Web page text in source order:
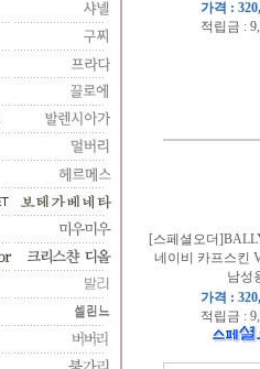
가격 :
적립금 :
[스페셜오더
네이비 카프스킨
남성
가격 :
적립금 :